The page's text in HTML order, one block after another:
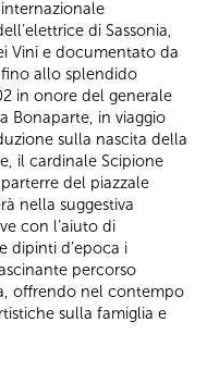
di Sassonia,
Vini e documentato da
allo splendido
in onore del generale
Bonaparte, in viaggio
sulla nascita della
il cardinale Scipione
del piazzale
nella suggestiva
con l’aiuto di
dipinti d’epoca i
percorso
offrendo nel contempo
sulla famiglia e